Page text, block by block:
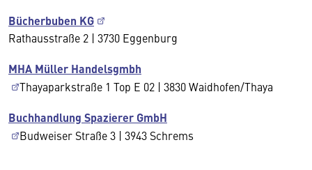
Bücherbuben KG
Rathausstraße 2 | 3730 Eggenburg
MHA Müller Handelsgmbh
Thayaparkstraße 1 Top E 02 | 3830 Waidhofen/Thaya
Buchhandlung Spazierer GmbH
Budweiser Straße 3 | 3943 Schrems